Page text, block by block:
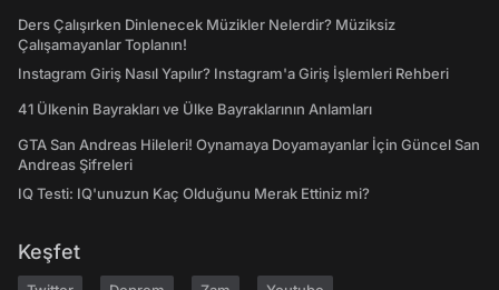
Ders Çalışırken Dinlenecek Müzikler Nelerdir? Müziksiz
Çalışamayanlar Toplanın!
Instagram Giriş Nasıl Yapılır? Instagram'a Giriş İşlemleri Rehberi
41 Ülkenin Bayrakları ve Ülke Bayraklarının Anlamları
GTA San Andreas Hileleri! Oynamaya Doyamayanlar İçin Güncel San
Andreas Şifreleri
IQ Testi: IQ'unuzun Kaç Olduğunu Merak Ettiniz mi?
Keşfet